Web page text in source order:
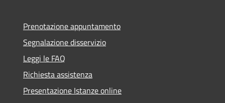
Prenotazione appuntamento
Segnalazione disservizio
Leggi le FAQ
Richiesta assistenza
Presentazione Istanze online